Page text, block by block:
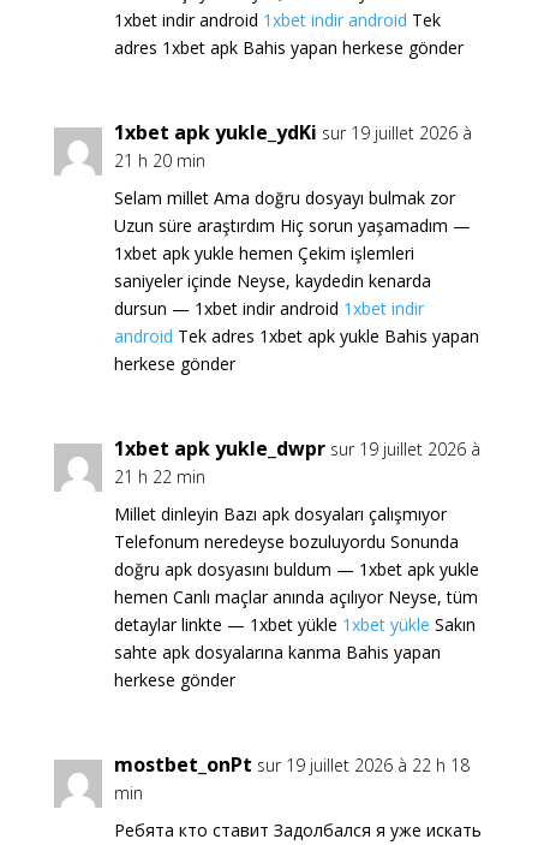
1xbet indir android 1xbet indir android Tek
adres 1xbet apk Bahis yapan herkese gönder
1xbet apk yukle_ydKi sur 19 juillet 2026 à
21 h 20 min
Selam millet Ama doğru dosyayı bulmak zor
Uzun süre araştırdım Hiç sorun yaşamadım —
1xbet apk yukle hemen Çekim işlemleri
saniyeler içinde Neyse, kaydedin kenarda
dursun — 1xbet indir android 1xbet indir
android Tek adres 1xbet apk yukle Bahis yapan
herkese gönder
1xbet apk yukle_dwpr sur 19 juillet 2026 à
21 h 22 min
Millet dinleyin Bazı apk dosyaları çalışmıyor
Telefonum neredeyse bozuluyordu Sonunda
doğru apk dosyasını buldum — 1xbet apk yukle
hemen Canlı maçlar anında açılıyor Neyse, tüm
detaylar linkte — 1xbet yükle 1xbet yükle Sakın
sahte apk dosyalarına kanma Bahis yapan
herkese gönder
mostbet_onPt sur 19 juillet 2026 à 22 h 18
min
Ребята кто ставит Задолбался я уже искать